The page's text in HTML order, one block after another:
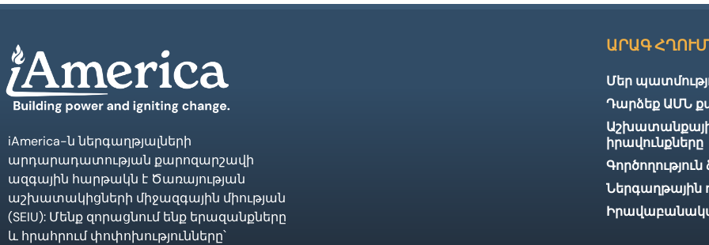
iAmerica-ն ներգաղթյալների
արդարադատության քարոզարշավի
ազգային հարթակն է Ծառայության
աշխատակիցների միջազգային միության
(SEIU): Մենք զորացնում ենք երազանքները
և հրահրում փոփոխությունները՝
ԱՐԱԳ
Մեր
Դարձեք ԱՄՆ
իրավունքները
Ներգաղթային